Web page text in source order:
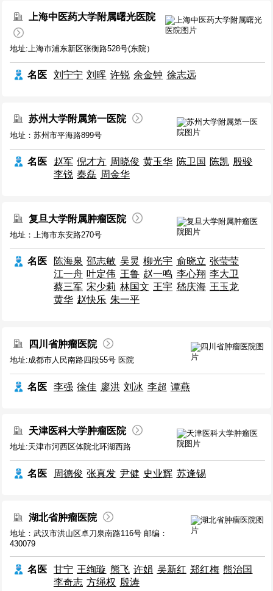
上海中医药大学附属曙光医院
地址:上海市浦东新区张衡路528号(东院）
名医 刘宁宁 刘晖 许锐 余金钟 徐志远
苏州大学附属第一医院
地址：苏州市平海路899号
名医 赵军 倪才方 周晓俊 黄玉华 陈卫国 陈凯 殷骏
李锐 秦磊 周金华
复旦大学附属肿瘤医院
地址：上海市东安路270号
名医 陈海泉 邵志敏 吴炅 柳光宇 俞晓立 张莹莹
江一舟 叶定伟 王鲁 赵一鸣 李心翔 李大卫
蔡三军 宋少莉 林国文 王宇 嵇庆海 王玉龙
黄华 赵快乐 朱一平
四川省肿瘤医院
地址:成都市人民南路四段55号 医院
名医 李强 徐佳 廖洪 刘冰 李超 谭燕
天津医科大学肿瘤医院
地址:天津市河西区体院北环湖西路
名医 周德俊 张真发 尹健 史业辉 苏逢锡
湖北省肿瘤医院
地址：武汉市洪山区卓刀泉南路116号 邮编：
430079
名医 甘宁 王绚璇 熊飞 许娟 吴新红 郑红梅 熊治国
李奇志 方绳权 殷涛